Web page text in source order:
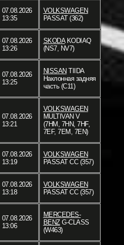
07.08.2026
13:35
VOLKSWAGEN
PASSAT (362)
07.08.2026
13:26
SKODAKODIAQ
(NS7, NV7)
07.08.2026
13:25
NISSAN TIIDA
Наклонная задняя
часть (C11)
07.08.2026
13:21
VOLKSWAGEN
MULTIVAN V
(7HM, 7HN, 7HF,
7EF, 7EM, 7EN)
07.08.2026
13:19
VOLKSWAGEN
PASSAT CC (357)
07.08.2026
13:18
VOLKSWAGEN
PASSAT CC (357)
07.08.2026
13:06
MERCEDES-
BENZG-CLASS
(W463)